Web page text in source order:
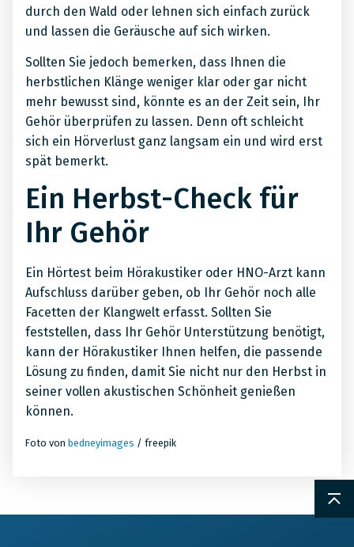
durch den Wald oder lehnen sich einfach zurück
und lassen die Geräusche auf sich wirken.
Sollten Sie jedoch bemerken, dass Ihnen die
herbstlichen Klänge weniger klar oder gar nicht
mehr bewusst sind, könnte es an der Zeit sein, Ihr
Gehör überprüfen zu lassen. Denn oft schleicht
sich ein Hörverlust ganz langsam ein und wird erst
spät bemerkt.
Ein Herbst-Check für
Ihr Gehör
Ein Hörtest beim Hörakustiker oder HNO-Arzt kann
Aufschluss darüber geben, ob Ihr Gehör noch alle
Facetten der Klangwelt erfasst. Sollten Sie
feststellen, dass Ihr Gehör Unterstützung benötigt,
kann der Hörakustiker Ihnen helfen, die passende
Lösung zu finden, damit Sie nicht nur den Herbst in
seiner vollen akustischen Schönheit genießen
können.
Foto von bedneyimages / freepik